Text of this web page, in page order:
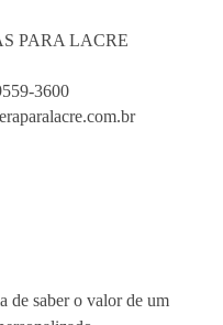
PARA LACRE
3600
de saber o valor de um